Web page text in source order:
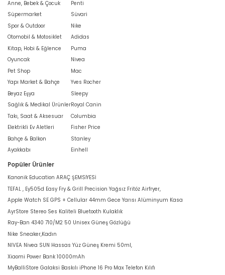
Anne, Bebek & Çocuk
Süpermarket
Spor & Outdoor
Otomobil & Motosiklet
Kitap, Hobi & Eğlence
Oyuncak
Pet Shop
Yapı Market & Bahçe
Beyaz Eşya
Sağlık & Medikal Ürünler
Takı, Saat & Aksesuar
Elektrikli Ev Aletleri
Bahçe & Balkon
Ayakkabı
Penti
Süvari
Nike
Adidas
Puma
Nivea
Mac
Yves Rocher
Sleepy
Royal Canin
Columbia
Fisher Price
Stanley
Einhell
Popüler Ürünler
Kanonik Education ARAÇ ŞEMSİYESİ
TEFAL , Ey505d Easy Fry & Grill Precision Yağsız Fritöz Airfryer,
Apple Watch SE GPS + Cellular 44mm Gece Yarısı Alüminyum Kasa
AyrStore Stereo Ses Kaliteli Bluetooth Kulaklık
Ray-Ban 4340 710/M2 50 Unisex Güneş Gözlüğü
Nike Sneaker,Kadın
NIVEA Nivea SUN Hassas Yüz Güneş Kremi 50ml,
Xiaomi Power Bank 10000mAh
MyBalliStore Galaksi Baskılı iPhone 16 Pro Max Telefon Kılıfı